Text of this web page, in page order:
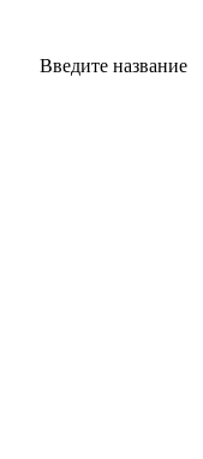
Введите название